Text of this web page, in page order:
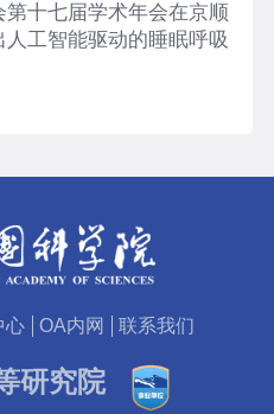
第十七届学术年会在京顺
工智能驱动的睡眠呼吸
心 OA内网 联系我们
研究院